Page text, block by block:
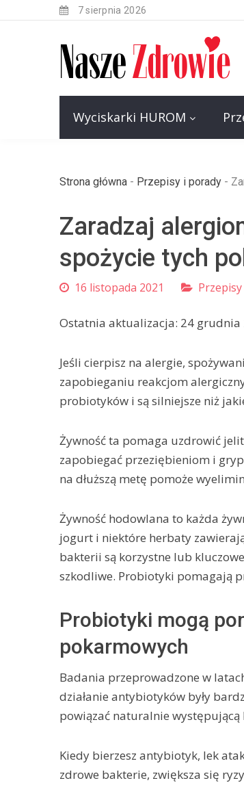
7 sierpnia 2026
Wyciskarki HUROM
Strona główna - Przepisy i porady -
Zaradzaj
spożycie tych
16 listopada 2021
Ostatnia aktualizacja: 24 grudnia
Jeśli cierpisz na alergie,
zapobieganiu reakcjom
probiotyków i są silniejsze niż
Żywność ta pomaga uzdrowić
zapobiegać przeziębieniom i
na dłuższą metę pomoże
Żywność hodowlana to każda
jogurt i niektóre herbaty
bakterii są korzystne lub
szkodliwe. Probiotyki pomagają
Probiotyki mogą
pokarmowych
Badania przeprowadzone w
działanie antybiotyków były
powiązać naturalnie
Kiedy bierzesz antybiotyk, lek
zdrowe bakterie, zwiększa się